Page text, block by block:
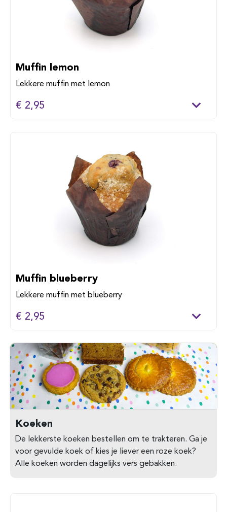
Muffin lemon
Lekkere muffin met lemon
€ 2,95
Muffin blueberry
Lekkere muffin met blueberry
€ 2,95
Koeken
De lekkerste koeken bestellen om te trakteren. Ga je
voor gevulde koek of kies je liever een roze koek?
Alle koeken worden dagelijks vers gebakken.